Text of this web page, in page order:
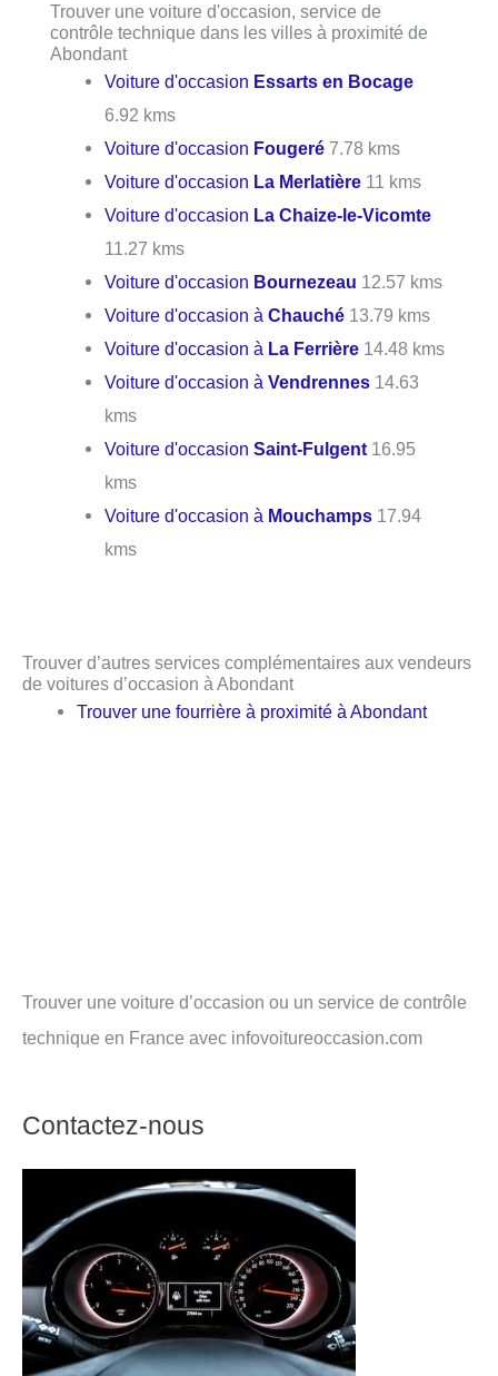
Trouver une voiture d'occasion, service de
contrôle technique dans les villes à proximité de
Abondant
Voiture d'occasion Essarts en Bocage
6.92 kms
Voiture d'occasion Fougeré 7.78 kms
Voiture d'occasion La Merlatière 11 kms
Voiture d'occasion La Chaize-le-Vicomte
11.27 kms
Voiture d'occasion Bournezeau 12.57 kms
Voiture d'occasion àChauché 13.79 kms
Voiture d'occasion à La Ferrière 14.48 kms
Voiture d'occasion àVendrennes 14.63
kms
Voiture d'occasionSaint-Fulgent 16.95
kms
Voiture d'occasion à Mouchamps 17.94
kms
Trouver d’autres services complémentaires aux vendeurs
de voitures d’occasion à Abondant
Trouver une fourrière à proximité à Abondant
Trouver une voiture d’occasion ou un service de contrôle
technique en France avec infovoitureoccasion.com
Contactez-nous